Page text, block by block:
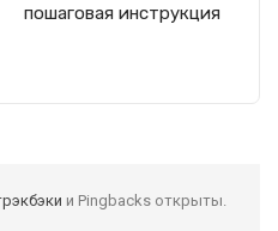
пошаговая инструкция
и Pingbacks открыты.